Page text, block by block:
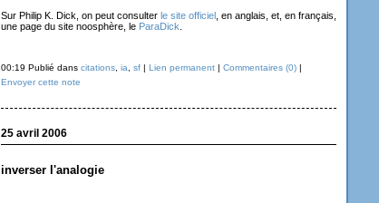
Sur Philip K. Dick, on peut consulter le site officiel, en anglais, et, en français,
une page du site noosphère, le ParaDick
00:19 Publié dans citations, ia sf| Lien permanent| Commentaires (0)|
Envoyer cette note
25 avril 2006
inverser l'analogie